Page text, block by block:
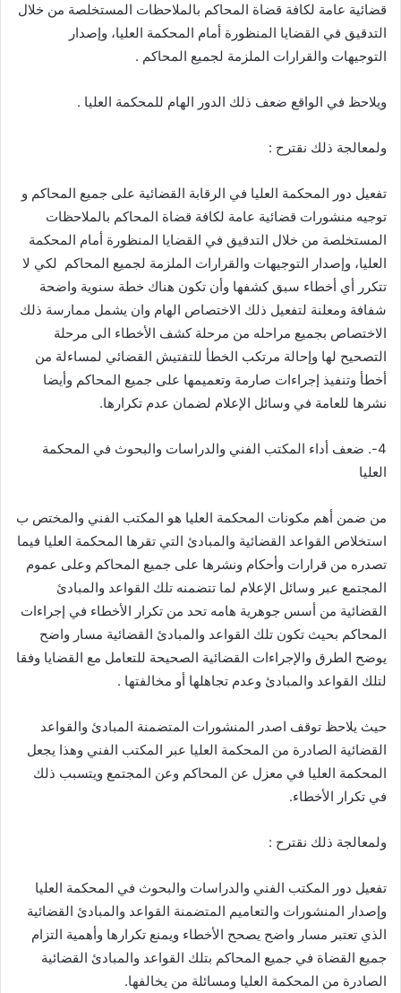
قضائية عامة لكافة قضاة المحاكم بالملاحظات المستخلصة من خلال
التدقيق في القضايا المنظورة أمام المحكمة العليا، وإصدار
التوجيهات والقرارات الملزمة لجميع المحاكم .
ويلاحظ في الواقع ضعف ذلك الدور الهام للمحكمة العليا .
ولمعالجة ذلك نقترح :
تفعيل دور المحكمة العليا في الرقابة القضائية على جميع المحاكم و
توجيه منشورات قضائية عامة لكافة قضاة المحاكم بالملاحظات
المستخلصة من خلال التدقيق في القضايا المنظورة أمام المحكمة
العليا، وإصدار التوجيهات والقرارات الملزمة لجميع المحاكم لكي لا
تتكرر أي أخطاء سبق كشفها وأن تكون هناك خطة سنوية واضحة
شفافة ومعلنة لتفعيل ذلك الاختصاص الهام وان يشمل ممارسة ذلك
الاختصاص بجميع مراحله من مرحلة كشف الأخطاء الى مرحلة
التصحيح لها وإحالة مرتكب الخطأ للتفتيش القضائي لمساءلة من
أخطأ وتنفيذ إجراءات صارمة وتعميمها على جميع المحاكم وأيضا
نشرها للعامة في وسائل الإعلام لضمان عدم تكرارها.
4-. ضعف أداء المكتب الفني والدراسات والبحوث في المحكمة
العليا
من ضمن أهم مكونات المحكمة العليا هو المكتب الفني والمختص ب
استخلاص القواعد القضائية والمبادئ التي تقرها المحكمة العليا فيما
تصدره من قرارات وأحكام ونشرها على جميع المحاكم وعلى عموم
المجتمع عبر وسائل الإعلام لما تتضمنه تلك القواعد والمبادئ
القضائية من أسس جوهرية هامه تحد من تكرار الأخطاء في إجراءات
المحاكم بحيث تكون تلك القواعد والمبادئ القضائية مسار واضح
يوضح الطرق والإجراءات القضائية الصحيحة للتعامل مع القضايا وفقا
لتلك القواعد والمبادئ وعدم تجاهلها أو مخالفتها .
حيث يلاحظ توقف اصدر المنشورات المتضمنة المبادئ والقواعد
القضائية الصادرة من المحكمة العليا عبر المكتب الفني وهذا يجعل
المحكمة العليا في معزل عن المحاكم وعن المجتمع ويتسبب ذلك
في تكرار الأخطاء.
ولمعالجة ذلك نقترح :
تفعيل دور المكتب الفني والدراسات والبحوث في المحكمة العليا
وإصدار المنشورات والتعاميم المتضمنة القواعد والمبادئ القضائية
الذي تعتبر مسار واضح يصحح الأخطاء ويمنع تكرارها وأهمية التزام
جميع القضاة في جميع المحاكم بتلك القواعد والمبادئ القضائية
الصادرة من المحكمة العليا ومسائلة من يخالفها.